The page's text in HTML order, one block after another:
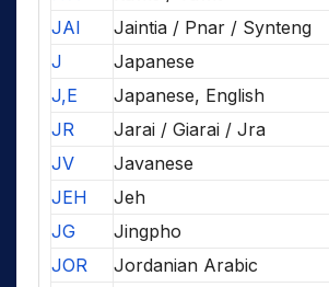
JAI
Jaintia / Pnar / Synteng
J
Japanese
J,E
Japanese, English
JR
Jarai / Giarai / Jra
JV
Javanese
JEH
Jeh
JG
Jingpho
JOR
Jordanian Arabic